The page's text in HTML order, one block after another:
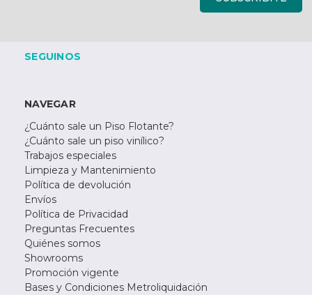
SEGUINOS
NAVEGAR
¿Cuánto sale un Piso Flotante?
¿Cuánto sale un piso vinílico?
Trabajos especiales
Limpieza y Mantenimiento
Política de devolución
Envíos
Política de Privacidad
Preguntas Frecuentes
Quiénes somos
Showrooms
Promoción vigente
Bases y Condiciones Metroliquidación